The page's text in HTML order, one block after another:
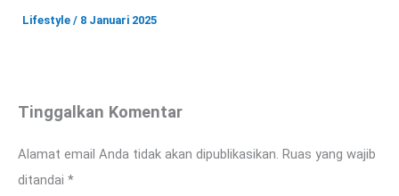
Lifestyle / 8 Januari 2025
Tinggalkan Komentar
Alamat email Anda tidak akan dipublikasikan. Ruas yang wajib
ditandai *